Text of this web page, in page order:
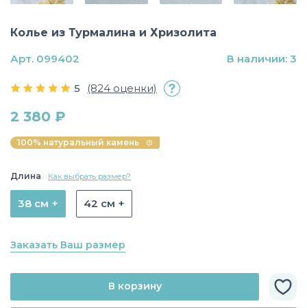
Колье из Турмалина и Хризолита
5 (824 оценки)
2 380 ₽
100% натуральный камень
Длина Как выбрать размер?
38 см + 42 см +
Заказать Ваш размер
В корзину
Арт. 099402 В наличии: 3